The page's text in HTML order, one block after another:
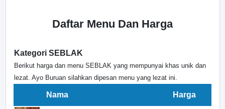
Daftar Menu Dan Harga
Kategori SEBLAK
Berikut harga dan menu SEBLAK yang mempunyai khas unik dan
lezat. Ayo Buruan silahkan dipesan menu yang lezat ini.
Nama Harga